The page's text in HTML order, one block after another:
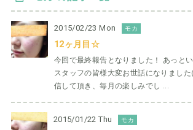
2015/02/23 Mon モカ
12ヶ月目☆
今回で最終報告となりました！ あっと
スタッフの皆様大変お世話になりまし
信して頂き、毎月の楽しみでし ...
2015/01/22 Thu モカ